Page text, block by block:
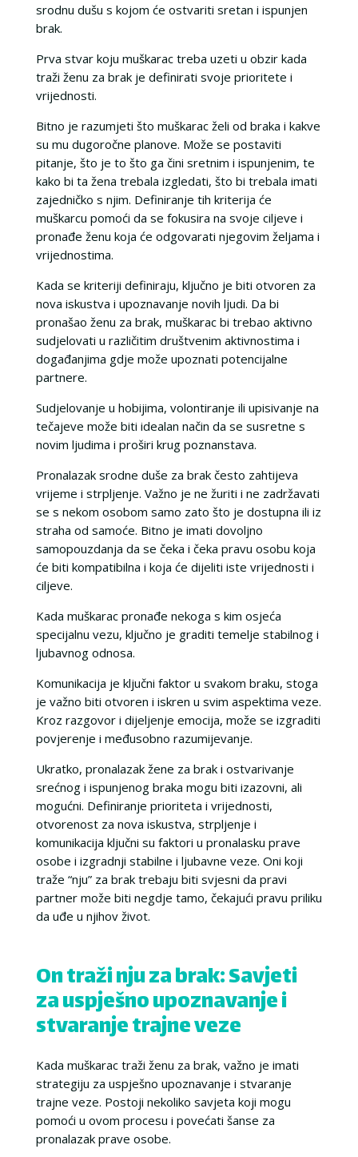
srodnu dušu s kojom će ostvariti sretan i ispunjen
brak.
Prva stvar koju muškarac treba uzeti u obzir kada
traži ženu za brak je definirati svoje prioritete i
vrijednosti.
Bitno je razumjeti što muškarac želi od braka i kakve
su mu dugoročne planove. Može se postaviti
pitanje, što je to što ga čini sretnim i ispunjenim, te
kako bi ta žena trebala izgledati, što bi trebala imati
zajedničko s njim. Definiranje tih kriterija će
muškarcu pomoći da se fokusira na svoje ciljeve i
pronađe ženu koja će odgovarati njegovim željama i
vrijednostima.
Kada se kriteriji definiraju, ključno je biti otvoren za
nova iskustva i upoznavanje novih ljudi. Da bi
pronašao ženu za brak, muškarac bi trebao aktivno
sudjelovati u različitim društvenim aktivnostima i
događanjima gdje može upoznati potencijalne
partnere.
Sudjelovanje u hobijima, volontiranje ili upisivanje na
tečajeve može biti idealan način da se susretne s
novim ljudima i proširi krug poznanstava.
Pronalazak srodne duše za brak često zahtijeva
vrijeme i strpljenje. Važno je ne žuriti i ne zadržavati
se s nekom osobom samo zato što je dostupna ili iz
straha od samoće. Bitno je imati dovoljno
samopouzdanja da se čeka i čeka pravu osobu koja
će biti kompatibilna i koja će dijeliti iste vrijednosti i
ciljeve.
Kada muškarac pronađe nekoga s kim osjeća
specijalnu vezu, ključno je graditi temelje stabilnog i
ljubavnog odnosa.
Komunikacija je ključni faktor u svakom braku, stoga
je važno biti otvoren i iskren u svim aspektima veze.
Kroz razgovor i dijeljenje emocija, može se izgraditi
povjerenje i međusobno razumijevanje.
Ukratko, pronalazak žene za brak i ostvarivanje
srećnog i ispunjenog braka mogu biti izazovni, ali
mogućni. Definiranje prioriteta i vrijednosti,
otvorenost za nova iskustva, strpljenje i
komunikacija ključni su faktori u pronalasku prave
osobe i izgradnji stabilne i ljubavne veze. Oni koji
traže “nju” za brak trebaju biti svjesni da pravi
partner može biti negdje tamo, čekajući pravu priliku
da uđe u njihov život.
On traži nju za brak: Savjeti
za uspješno upoznavanje i
stvaranje trajne veze
Kada muškarac traži ženu za brak, važno je imati
strategiju za uspješno upoznavanje i stvaranje
trajne veze. Postoji nekoliko savjeta koji mogu
pomoći u ovom procesu i povećati šanse za
pronalazak prave osobe.